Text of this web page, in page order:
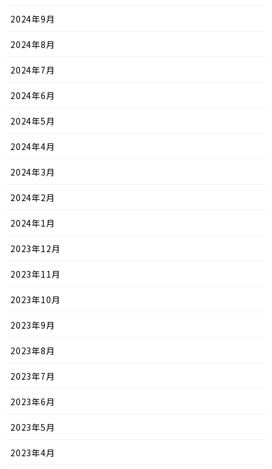
2024年9月
2024年8月
2024年7月
2024年6月
2024年5月
2024年4月
2024年3月
2024年2月
2024年1月
2023年12月
2023年11月
2023年10月
2023年9月
2023年8月
2023年7月
2023年6月
2023年5月
2023年4月